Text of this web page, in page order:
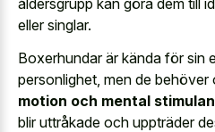
åldersgrupp kan göra dem till
eller singlar.
Boxerhundar är kända för sin
personlighet, men de behöver
motion och mental
blir uttråkade och uppträder